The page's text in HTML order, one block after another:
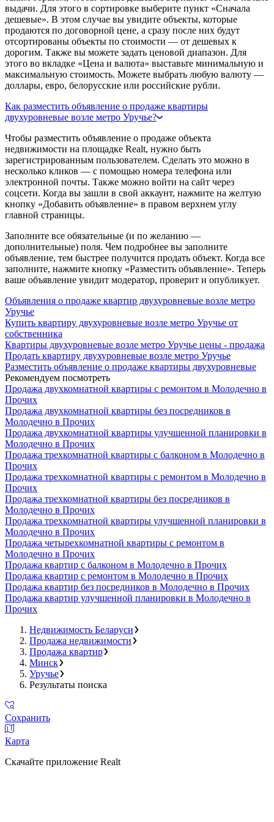
выдачи. Для этого в сортировке выберите пункт «Сначала
дешевые». В этом случае вы увидите объекты, которые
продаются по договорной цене, а сразу после них будут
отсортированы объекты по стоимости — от дешевых к
дорогим. Также вы можете задать ценовой диапазон. Для
этого во вкладке «Цена и валюта» выставьте минимальную и
максимальную стоимость. Можете выбрать любую валюту —
доллары, евро, белорусские или российские рубли.
Как разместить объявление о продаже квартиры
двухуровневые возле метро Уручье?
Чтобы разместить объявление о продаже объекта
недвижимости на площадке Realt, нужно быть
зарегистрированным пользователем. Сделать это можно в
несколько кликов — с помощью номера телефона или
электронной почты. Также можно войти на сайт через
соцсети. Когда вы зашли в свой аккаунт, нажмите на желтую
кнопку «Добавить объявление» в правом верхнем углу
главной страницы.
Заполните все обязательные (и по желанию —
дополнительные) поля. Чем подробнее вы заполните
объявление, тем быстрее получится продать объект. Когда все
заполните, нажмите кнопку «Разместить объявление». Теперь
ваше объявление увидит модератор, проверит и опубликует.
Объявления о продаже квартир двухуровневые возле метро
Уручье
Купить квартиру двухуровневые возле метро Уручье от
собственника
Квартиры двухуровневые возле метро Уручье цены - продажа
Продать квартиру двухуровневые возле метро Уручье
Разместить объявление о продаже квартиры двухуровневые
Рекомендуем посмотреть
Продажа двухкомнатной квартиры с ремонтом в Молодечно в
Прочих
Продажа двухкомнатной квартиры без посредников в
Молодечно в Прочих
Продажа двухкомнатной квартиры улучшенной планировки в
Молодечно в Прочих
Продажа трехкомнатной квартиры с балконом в Молодечно в
Прочих
Продажа трехкомнатной квартиры с ремонтом в Молодечно в
Прочих
Продажа трехкомнатной квартиры без посредников в
Молодечно в Прочих
Продажа трехкомнатной квартиры улучшенной планировки в
Молодечно в Прочих
Продажа четырехкомнатной квартиры с ремонтом в
Молодечно в Прочих
Продажа квартир с балконом в Молодечно в Прочих
Продажа квартир с ремонтом в Молодечно в Прочих
Продажа квартир без посредников в Молодечно в Прочих
Продажа квартир улучшенной планировки в Молодечно в
Прочих
Недвижимость Беларуси
Продажа недвижимости
Продажа квартир
Минск
Уручье
Результаты поиска
Сохранить
Карта
Скачайте приложение Realt